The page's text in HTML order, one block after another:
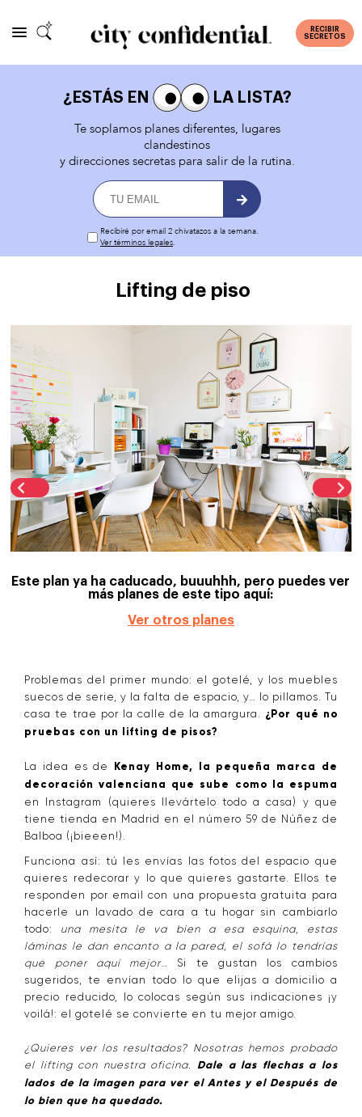
RECIBIR
SECRETOS
¿ESTÁS EN
LA LISTA?
Te soplamos planes diferentes, lugares
clandestinos
y direcciones secretas para salir de la rutina.
Recibiré por email 2 chivatazos a la semana.
Ver términos legales.
Lifting de piso
Este plan ya ha caducado, buuuhhh, pero puedes ver
más planes de este tipo aquí:
Ver otros planes
Problemas del primer mundo: el gotelé, y los muebles
suecos de serie, y la falta de espacio, y… lo pillamos. Tu
casa te trae por la calle de la amargura. ¿Por qué no
pruebas con un lifting de pisos?
La idea es de
Kenay Home, la pequeña marca de
decoración valenciana que sube como la espuma
en Instagram (quieres llevártelo todo a casa) y que
tiene tienda en Madrid en el número 59 de Núñez de
Balboa (¡bieeen!).
Funciona así: tú les envías las fotos del espacio que
quieres redecorar y lo que quieres gastarte. Ellos te
responden por email con una propuesta gratuita para
hacerle un lavado de cara a tu hogar sin cambiarlo
todo: una mesita le va bien a esa esquina, estas
láminas le dan encanto a la pared, el sofá lo tendrías
que poner aquí mejor… Si te gustan los cambios
sugeridos, te envían todo lo que elijas a domicilio a
precio reducido, lo colocas según sus indicaciones ¡y
voilá!: el gotelé se convierte en tu mejor amigo.
¿Quieres ver los resultados? Nosotras hemos probado
el lifting con nuestra oficina.
Dale a las flechas a los
lados de la imagen para ver el Antes y el Después de
lo bien que ha quedado.